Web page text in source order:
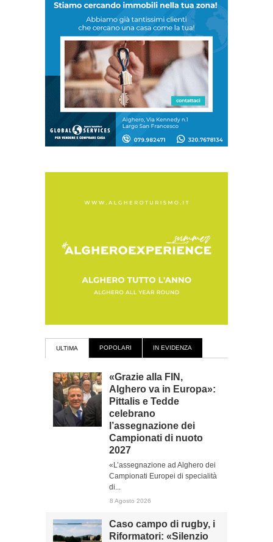
ULTIMA POPOLARI IN EVIDENZA
«Grazie alla FIN,
Alghero va in Europa»:
Pittalis e Tedde
celebrano
l’assegnazione dei
Campionati di nuoto
2027
«L’assegnazione ad Alghero dei
Campionati Europei di specialità
di...
8 Agosto 2026
Caso campo di rugby, i
Riformatori: «Silenzio